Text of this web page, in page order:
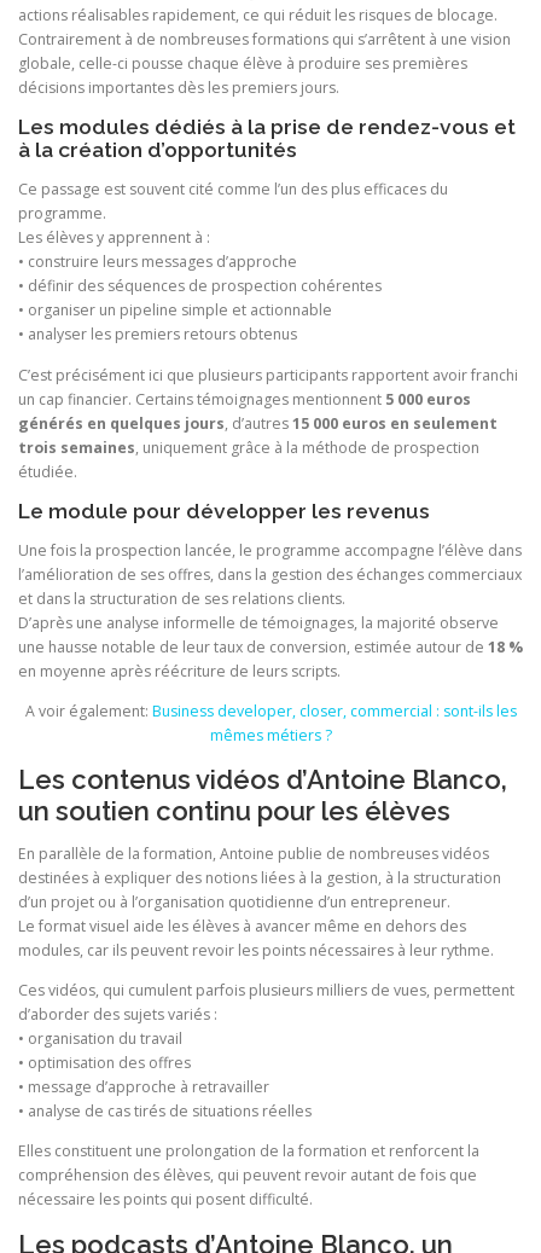
actions réalisables rapidement, ce qui réduit les risques de blocage.
Contrairement à de nombreuses formations qui s’arrêtent à une vision
globale, celle-ci pousse chaque élève à produire ses premières
décisions importantes dès les premiers jours.
Les modules dédiés à la prise de rendez-vous et
à la création d’opportunités
Ce passage est souvent cité comme l’un des plus efficaces du
programme.
Les élèves y apprennent à :
• construire leurs messages d’approche
• définir des séquences de prospection cohérentes
• organiser un pipeline simple et actionnable
• analyser les premiers retours obtenus
C’est précisément ici que plusieurs participants rapportent avoir franchi
un cap financier. Certains témoignages mentionnent 5 000 euros
générés en quelques jours, d’autres15 000 euros en seulement
trois semaines, uniquement grâce à la méthode de prospection
étudiée.
Le module pour développer les revenus
Une fois la prospection lancée, le programme accompagne l’élève dans
l’amélioration de ses offres, dans la gestion des échanges commerciaux
et dans la structuration de ses relations clients.
D’après une analyse informelle de témoignages, la majorité observe
une hausse notable de leur taux de conversion, estimée autour de 18 %
en moyenne après réécriture de leurs scripts.
A voir également: Business developer, closer, commercial : sont-ils les
mêmes métiers ?
Les contenus vidéos d’Antoine Blanco,
un soutien continu pour les élèves
En parallèle de la formation, Antoine publie de nombreuses vidéos
destinées à expliquer des notions liées à la gestion, à la structuration
d’un projet ou à l’organisation quotidienne d’un entrepreneur.
Le format visuel aide les élèves à avancer même en dehors des
modules, car ils peuvent revoir les points nécessaires à leur rythme.
Ces vidéos, qui cumulent parfois plusieurs milliers de vues, permettent
d’aborder des sujets variés :
• organisation du travail
• optimisation des offres
• message d’approche à retravailler
• analyse de cas tirés de situations réelles
Elles constituent une prolongation de la formation et renforcent la
compréhension des élèves, qui peuvent revoir autant de fois que
nécessaire les points qui posent difficulté.
Les podcasts d’Antoine Blanco, un